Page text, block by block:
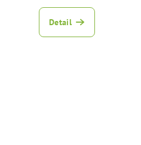
Detail